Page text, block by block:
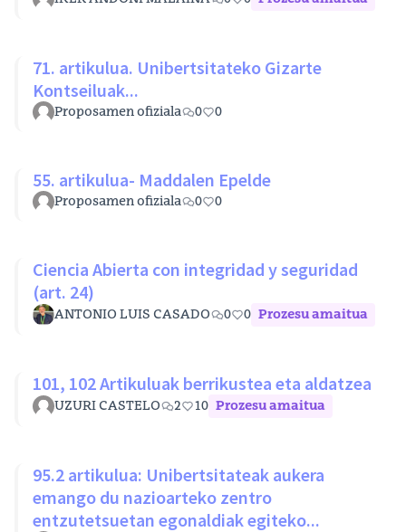
71. artikulua. Unibertsitateko Gizarte
Kontseiluak...
Proposamen ofiziala 0 0
55. artikulua- Maddalen Epelde
Proposamen ofiziala 0 0
Ciencia Abierta con integridad y seguridad
(art. 24)
ANTONIO LUIS CASADO 0 0 Prozesu amaitua
101, 102 Artikuluak berrikustea eta aldatzea
UZURI CASTELO 2 10 Prozesu amaitua
95.2 artikulua: Unibertsitateak aukera
emango du nazioarteko zentro
entzutetsuetan egonaldiak egiteko...